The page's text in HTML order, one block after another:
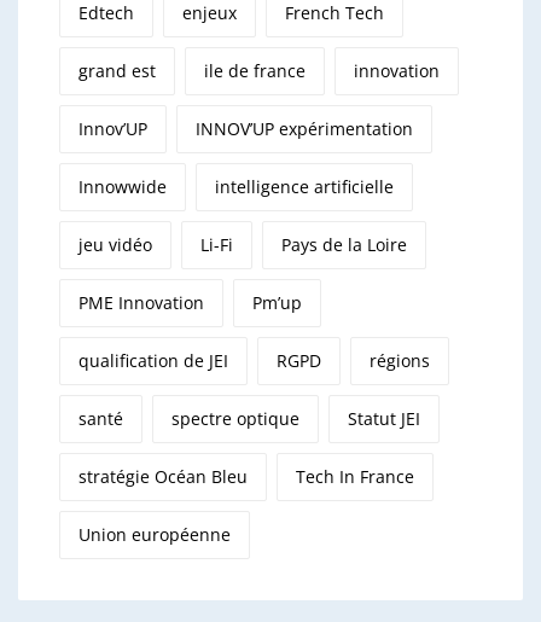
Edtech enjeux French Tech
grand est ile de france innovation
Innov’UP INNOV’UP expérimentation
Innowwide intelligence artificielle
jeu vidéo Li-Fi Pays de la Loire
PME Innovation Pm’up
qualification de JEI RGPD régions
santé spectre optique Statut JEI
stratégie Océan Bleu Tech In France
Union européenne